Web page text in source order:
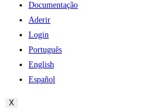
Documentação
Aderir
Login
Português
English
Español
X